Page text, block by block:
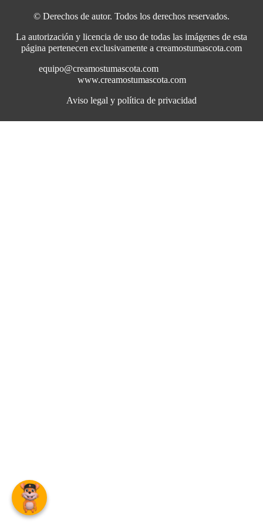
© Derechos de autor. Todos los derechos reservados.
La autorización y licencia de uso de todas las imágenes de esta
página pertenecen exclusivamente a creamostumascota.com
equipo@creamostumascota.com
www.creamostumascota.com
Aviso legal y política de privacidad